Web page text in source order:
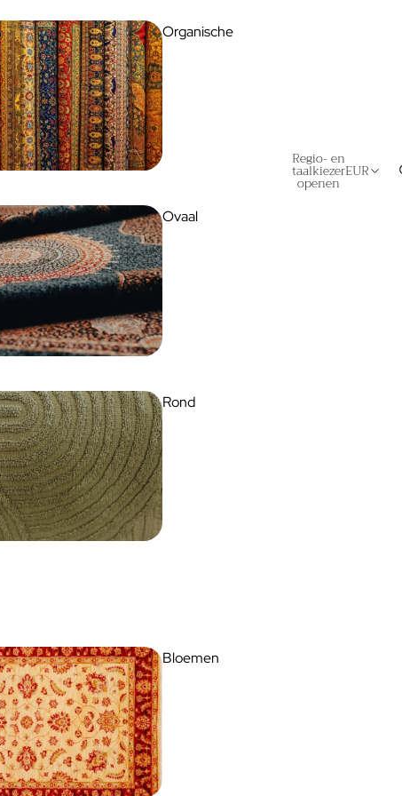
Organische
Ovaal
Rond
Bloemen
Regio- en
taalkiezer
openen
EUR